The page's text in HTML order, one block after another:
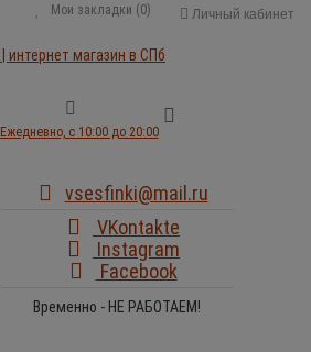
Личный кабинет
Мои закладки (0)
Ежедневно, с 10:00 до 20:00
vsesfinki@mail.ru
VKontakte
Instagram
Facebook
Временно - НЕ РАБОТАЕМ!